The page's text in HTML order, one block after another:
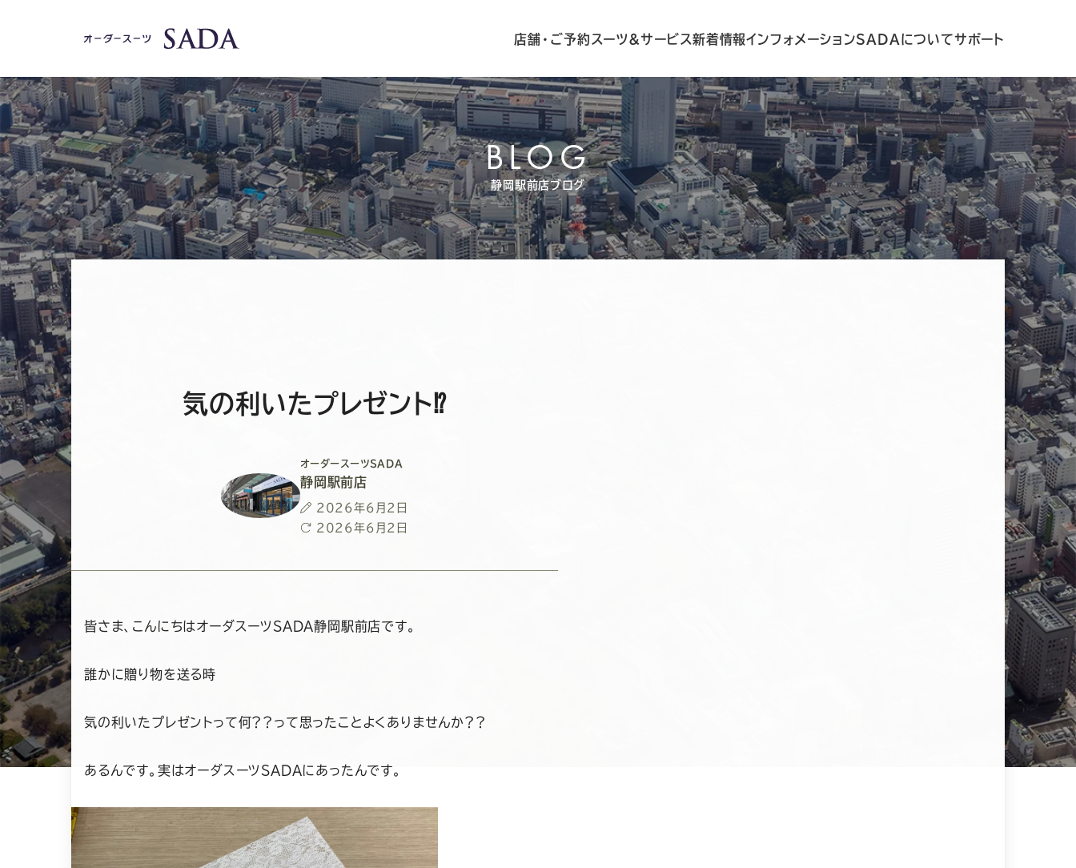
店舗・ご予約 スーツ&サービス新着情報インフォメーションSADAについてサポート
BLOG
静岡駅前店ブログ
気の利いたプレゼント⁉
オーダースーツSADA
静岡駅前店
投
稿
2026年6月2日
最
更
2026年6月2日
皆さま、こんにちはオーダスーツSADA静岡駅前店です。
誰かに贈り物を送る時
気の利いたプレゼントって何？？って思ったことよくありませんか？？
あるんです。実はオーダスーツSADAにあったんです。